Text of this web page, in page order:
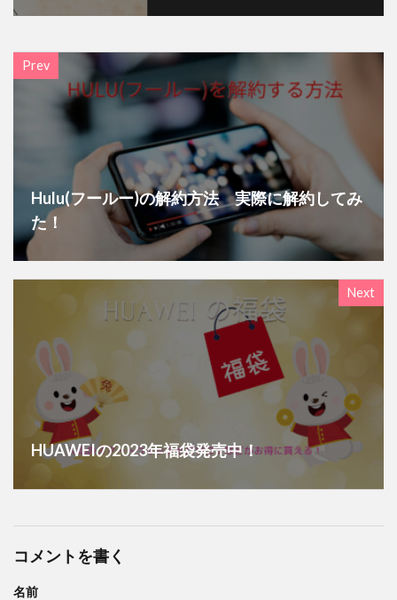
Prev
Hulu(フールー)の解約方法 実際に解約してみ
た！
Next
HUAWEIの2023年福袋発売中！
コメントを書く
名前